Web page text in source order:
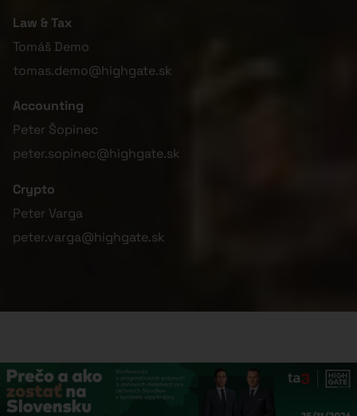
Law & Tax
Tomáš Demo
tomas.demo@highgate.sk
Accounting
Peter Šopinec
peter.sopinec@highgate.sk
Crypto
Peter Varga
peter.varga@highgate.sk